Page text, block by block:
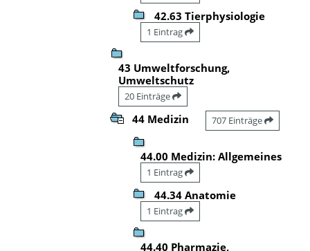
42.63 Tierphysiologie
1 Eintrag
43 Umweltforschung,
Umweltschutz
20 Einträge
44 Medizin 707 Einträge
44.00 Medizin: Allgemeines
1 Eintrag
44.34 Anatomie
1 Eintrag
44.40 Pharmazie,